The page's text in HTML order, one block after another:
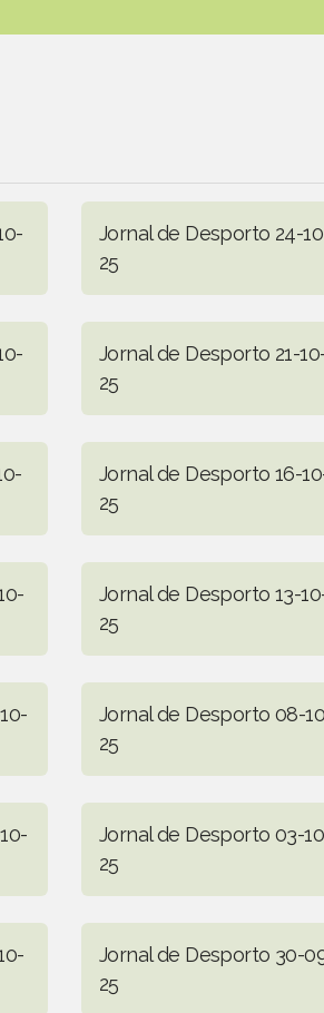
Jornal de Desporto 24-
25
Jornal de Desporto 21-
25
Jornal de Desporto 16-
25
Jornal de Desporto 13-
25
Jornal de Desporto 08-
25
Jornal de Desporto 03-
25
Jornal de Desporto 30-
25